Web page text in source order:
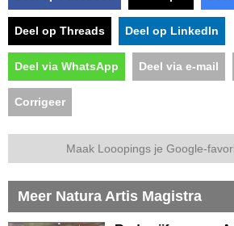
Deel op Threads Deel op LinkedIn
Deel via WhatsApp Deel via e-mail
Corrigeer
Maak Looopings je Google-
Meer Natura Artis Magistra